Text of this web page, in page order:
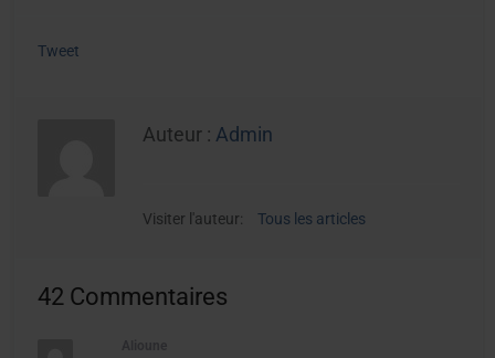
Tweet
Auteur : Admin
Visiter l'auteur: Tous les articles
42 Commentaires